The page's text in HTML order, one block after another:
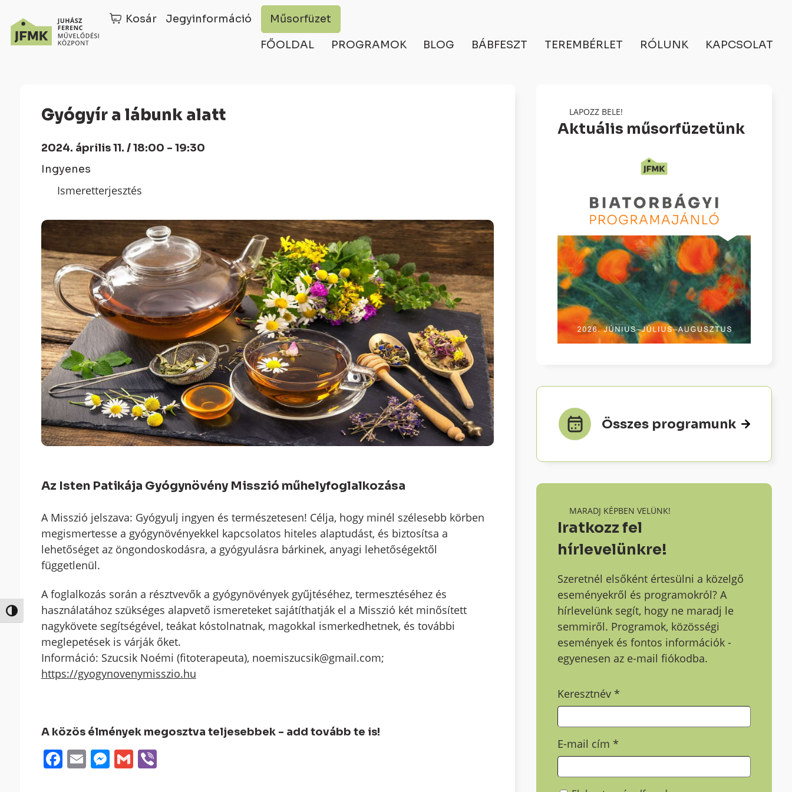
Nagy kontraszt váltása
Kosár Jegyinformáció Műsorfüzet
FŐOLDAL PROGRAMOK BLOG BÁBFESZT TEREMBÉRLET RÓLUNK KAPCSOLAT
Gyógyír a lábunk alatt
2024. április 11. / 18:00 - 19:30
Ingyenes
Ismeretterjesztés
Az Isten Patikája Gyógynövény Misszió műhelyfoglalkozása
A Misszió jelszava: Gyógyulj ingyen és természetesen! Célja, hogy minél szélesebb körben
megismertesse a gyógynövényekkel kapcsolatos hiteles alaptudást, és biztosítsa a
lehetőséget az öngondoskodásra, a gyógyulásra bárkinek, anyagi lehetőségektől
függetlenül.
A foglalkozás során a résztvevők a gyógynövények gyűjtéséhez, termesztéséhez és
használatához szükséges alapvető ismereteket sajátíthatják el a Misszió két minősített
nagykövete segítségével, teákat kóstolnatnak, magokkal ismerkedhetnek, és további
meglepetések is várják őket.
Információ: Szucsik Noémi (fitoterapeuta), noemiszucsik@gmail.com;
https://gyogynovenymisszio.hu
A közös élmények megosztva teljesebbek - add tovább te is!
Facebook
EmailMessenger
GmailViber
LAPOZZ BELE!
Aktuális műsorfüzetünk
Összes programunk
MARADJ KÉPBEN VELÜNK!
Iratkozz fel
hírlevelünkre!
Szeretnél elsőként értesülni a közelgő
eseményekről és programokról? A
hírlevelünk segít, hogy ne maradj le
semmiről. Programok, közösségi
események és fontos információk -
egyenesen az e-mail fiókodba.
Keresztnév*
E-mail cím*